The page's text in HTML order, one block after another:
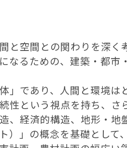
と空間との関わりを深
なるための、建築・都
」であり、人間と環境は
性という視点を持ち、
、経済的構造、地形・地
）」の概念を基礎とし